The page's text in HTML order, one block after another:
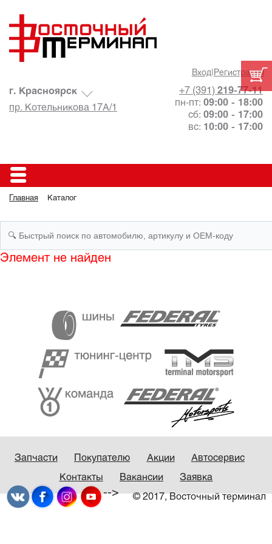
Вход| Регистрация
+7 (391) 219-77-11
пн-пт: 09:00 - 18:00
сб: 09:00 - 17:00
вс: 10:00 - 17:00
г. Красноярск
пр. Котельникова 17А/1
Главная Каталог
Элемент не найден
Запчасти Покупателю Акции Автосервис
Контакты Вакансии Заявка
© 2017, Восточный терминал
-->